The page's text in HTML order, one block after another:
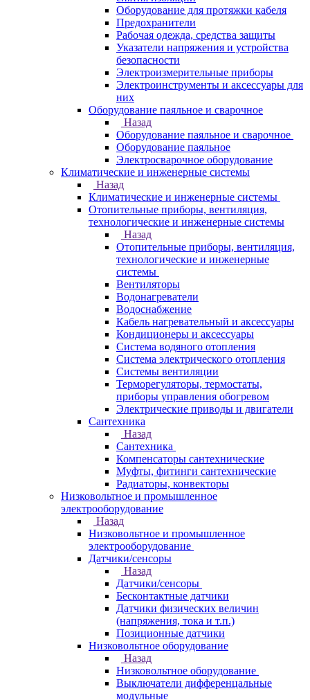
Оборудование для протяжки кабеля
Предохранители
Рабочая одежда, средства защиты
Указатели напряжения и устройства
безопасности
Электроизмерительные приборы
Электроинструменты и аксессуары для
них
Оборудование паяльное и сварочное
Назад
Оборудование паяльное и сварочное
Оборудование паяльное
Электросварочное оборудование
Климатические и инженерные системы
Назад
Климатические и инженерные системы
Отопительные приборы, вентиляция,
технологические и инженерные системы
Назад
Отопительные приборы, вентиляция,
технологические и инженерные
системы
Вентиляторы
Водонагреватели
Водоснабжение
Кабель нагревательный и аксессуары
Кондиционеры и аксессуары
Система водяного отопления
Система электрического отопления
Системы вентиляции
Терморегуляторы, термостаты,
приборы управления обогревом
Электрические приводы и двигатели
Сантехника
Назад
Сантехника
Компенсаторы сантехнические
Муфты, фитинги сантехнические
Радиаторы, конвекторы
Низковольтное и промышленное
электрооборудование
Назад
Низковольтное и промышленное
электрооборудование
Датчики/сенсоры
Назад
Датчики/сенсоры
Бесконтактные датчики
Датчики физических величин
(напряжения, тока и т.п.)
Позиционные датчики
Низковольтное оборудование
Назад
Низковольтное оборудование
Выключатели дифференцальные
модульные